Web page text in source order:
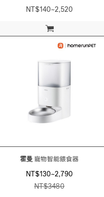
加入購物車
NT$140~2,520
霍曼 寵物智能餵食器
NT$130~2,790
NT$3480